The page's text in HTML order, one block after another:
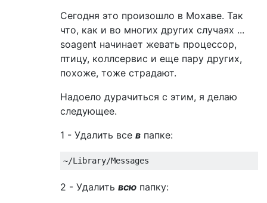
Сегодня это произошло в Мохаве. Так
что, как и во многих других случаях ...
soagent начинает жевать процессор,
птицу, коллсервис и еще пару других,
похоже, тоже страдают.
Надоело дурачиться с этим, я делаю
следующее.
1 - Удалить все в папке:
2 - Удалить всю папку: